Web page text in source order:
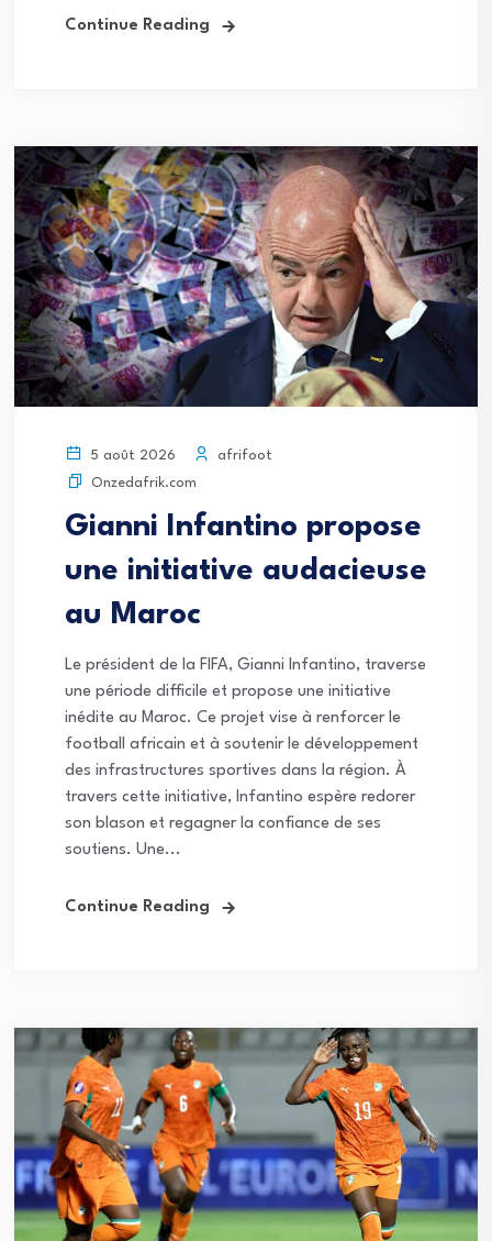
Continue Reading
5 août 2026
afrifoot
Onzedafrik.com
Gianni Infantino propose
une initiative audacieuse
au Maroc
Le président de la FIFA, Gianni Infantino, traverse
une période difficile et propose une initiative
inédite au Maroc. Ce projet vise à renforcer le
football africain et à soutenir le développement
des infrastructures sportives dans la région. À
travers cette initiative, Infantino espère redorer
son blason et regagner la confiance de ses
soutiens. Une...
Continue Reading